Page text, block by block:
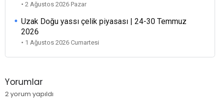
• 2 Ağustos 2026 Pazar
Uzak Doğu yassı çelik piyasası | 24-30 Temmuz
2026
• 1 Ağustos 2026 Cumartesi
Yorumlar
2 yorum yapıldı